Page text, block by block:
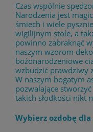
Czas wspólnie
Narodzenia jest
śmiech i wiele
wigilijnym stole, a
powinno zabraknąć
naszym wzorom
bożonarodzeniowe
wzbudzić prawdziwy
W naszym bogatym
pozwalające
takich słodkości nikt
Wybierz ozdobę